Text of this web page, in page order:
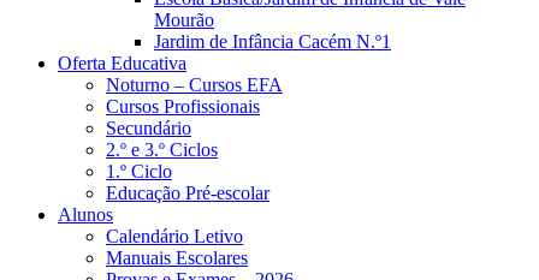
Mourão
Jardim de Infância Cacém N.º1
Oferta Educativa
Noturno – Cursos EFA
Cursos Profissionais
Secundário
2.º e 3.º Ciclos
1.º Ciclo
Educação Pré-escolar
Alunos
Calendário Letivo
Manuais Escolares